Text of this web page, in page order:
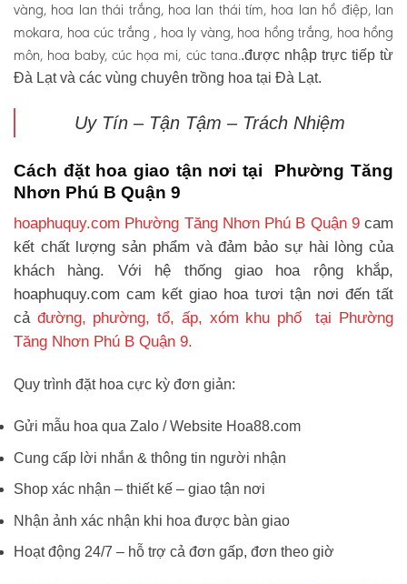
vàng, hoa lan thái trắng, hoa lan thái tím, hoa lan hồ điệp, lan
mokara, hoa cúc trắng , hoa ly vàng, hoa hồng trắng, hoa hồng
môn, hoa baby, cúc họa mi, cúc tana..được nhập trực tiếp từ
Đà Lạt và các vùng chuyên trồng hoa tại Đà Lạt.
Uy Tín – Tận Tậm – Trách Nhiệm
Cách đặt hoa giao tận nơi tại Phường Tăng
Nhơn Phú B Quận 9
hoaphuquy.com Phường Tăng Nhơn Phú B Quận 9cam
kết chất lượng sản phẩm và đảm bảo sự hài lòng của
khách hàng. Với hệ thống giao hoa rộng khắp,
hoaphuquy.com cam kết giao hoa tươi tận nơi đến tất
cả đường, phường, tổ, ấp, xóm khu phố tại Phường
Tăng Nhơn Phú B Quận 9.
Quy trình đặt hoa cực kỳ đơn giản:
Gửi mẫu hoa qua Zalo / Website Hoa88.com
Cung cấp lời nhắn & thông tin người nhận
Shop xác nhận – thiết kế – giao tận nơi
Nhận ảnh xác nhận khi hoa được bàn giao
Hoạt động 24/7 – hỗ trợ cả đơn gấp, đơn theo giờ